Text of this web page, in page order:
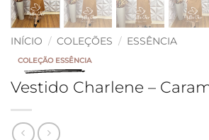
INÍCIO / COLEÇÕES / ESSÊNCIA
COLEÇÃO ESSÊNCIA
Vestido Charlene –